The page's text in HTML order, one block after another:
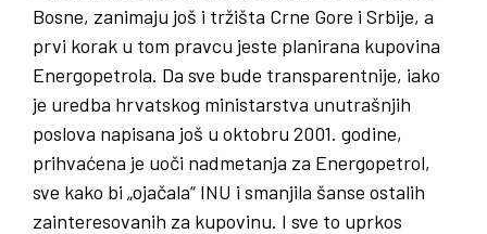
Bosne, zanimaju još i tržišta Crne Gore i Srbije, a
prvi korak u tom pravcu jeste planirana kupovina
Energopetrola. Da sve bude transparentnije, iako
je uredba hrvatskog ministarstva unutrašnjih
poslova napisana još u oktobru 2001. godine,
prihvaćena je uoči nadmetanja za Energopetrol,
sve kako bi „ojačala“ INU i smanjila šanse ostalih
zainteresovanih za kupovinu. I sve to uprkos